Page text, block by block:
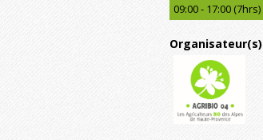
09:00 - 17:00 (7hrs)
Organisateur(s)